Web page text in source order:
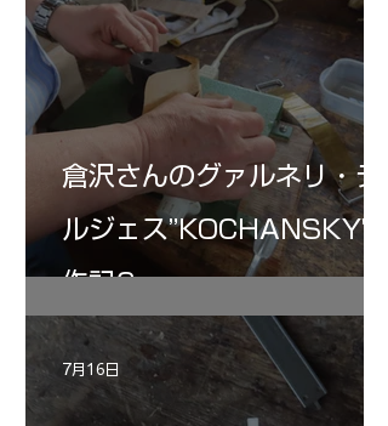
倉沢さんのグァルネリ・デ
ルジェス”KOCHANSKY"制
作記6
7月16日